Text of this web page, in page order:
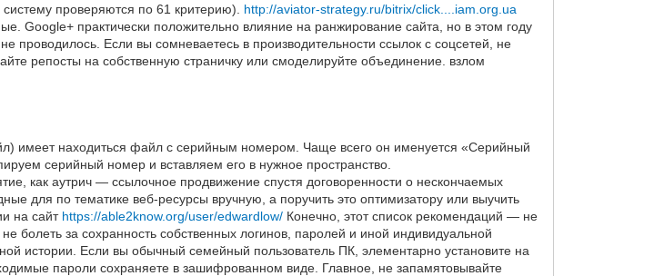
проверяются по 61 критерию). http://aviator-strategy.ru/bitrix/click....iam.org.ua
Google+ практически положительно влияние на ранжирование сайта, но в этом году
Если вы сомневаетесь в производительности ссылок с соцсетей, не
репосты на собственную страничку или смоделируйте объединение. взлом
имеет находиться файл с серийным номером. Чаще всего он именуется «Серийный
серийный номер и вставляем его в нужное пространство.
как аутрич — ссылочное продвижение спустя договоренности о нескончаемых
для по тематике веб-ресурсы вручную, а поручить это оптимизатору или выучить
на сайт https://able2know.org/user/edwardlow/ Конечно, этот список рекомендаций — не
болеть за сохранность собственных логинов, паролей и иной индивидуальной
истории. Если вы обычный семейный пользователь ПК, элементарно установите на
пароли сохраняете в зашифрованном виде. Главное, не запамятовывайте